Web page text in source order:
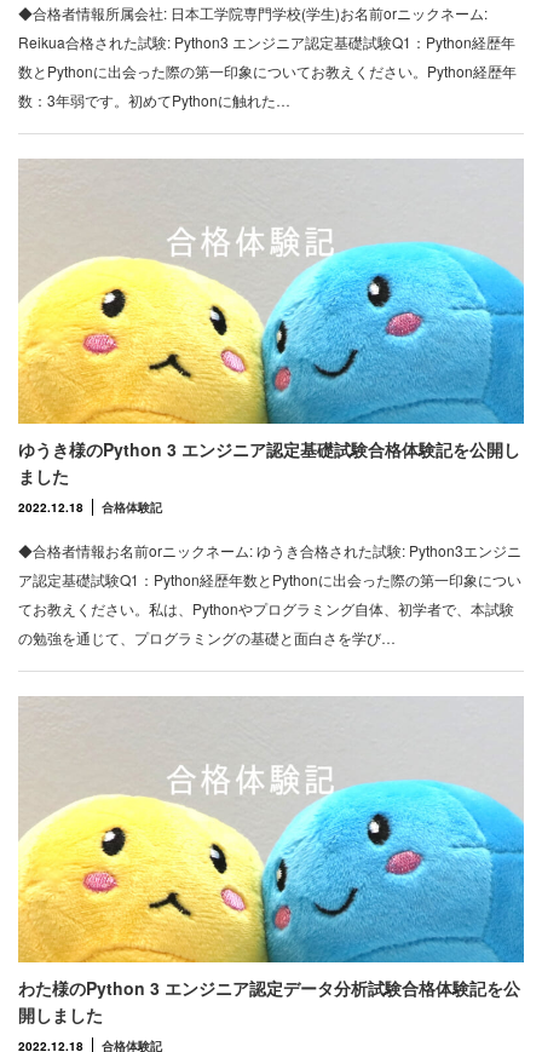
◆合格者情報所属会社: 日本工学院専門学校(学生)お名前orニックネーム:
Reikua合格された試験: Python3 エンジニア認定基礎試験Q1：Python経歴年
数とPythonに出会った際の第一印象についてお教えください。Python経歴年
数：3年弱です。初めてPythonに触れた…
ゆうき様のPython 3 エンジニア認定基礎試験合格体験記を公開し
ました
2022.12.18 合格体験記
◆合格者情報お名前orニックネーム: ゆうき合格された試験: Python3エンジニ
ア認定基礎試験Q1：Python経歴年数とPythonに出会った際の第一印象につい
てお教えください。私は、Pythonやプログラミング自体、初学者で、本試験
の勉強を通じて、プログラミングの基礎と面白さを学び…
わた様のPython 3 エンジニア認定データ分析試験合格体験記を公
開しました
2022.12.18 合格体験記